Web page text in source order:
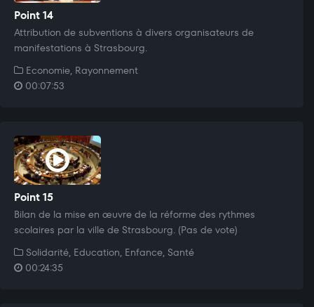
Point 14
Attribution de subventions à divers organisateurs de
manifestations à Strasbourg.
Economie, Rayonnement
00:07:53
Point 15
Bilan de la mise en œuvre de la réforme des rythmes
scolaires par la ville de Strasbourg. (Pas de vote)
Solidarité, Education, Enfance, Santé
00:24:35